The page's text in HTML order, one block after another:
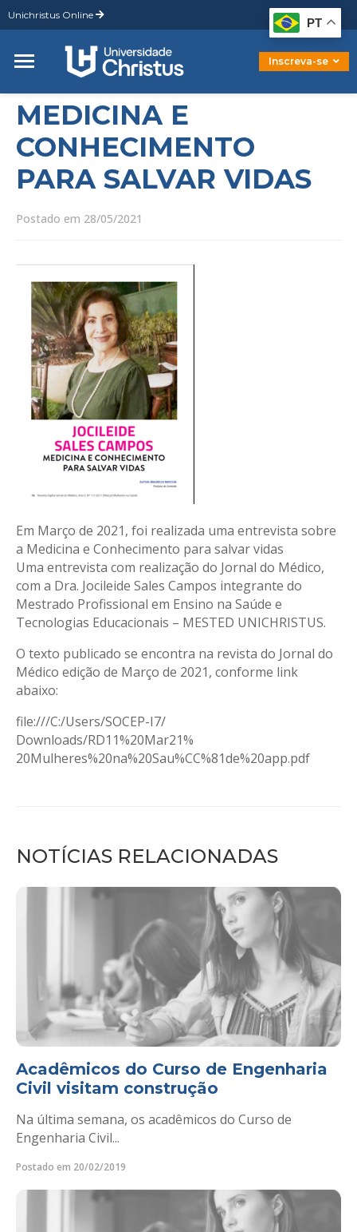
Unichristus Online
Inscreva-se
Graduação
Pós-Graduação
Mestrado
Doutorado
MEDICINA E
CONHECIMENTO
PARA SALVAR VIDAS
Postado em 28/05/2021
Em Março de 2021, foi realizada uma entrevista sobre
a Medicina e Conhecimento para salvar vidas
Uma entrevista com realização do Jornal do Médico,
com a Dra. Jocileide Sales Campos integrante do
Mestrado Profissional em Ensino na Saúde e
Tecnologias Educacionais – MESTED UNICHRISTUS.
O texto publicado se encontra na revista do Jornal do
Médico edição de Março de 2021, conforme link
abaixo:
file:///C:/Users/SOCEP-I7/
Downloads/RD11%20Mar21%
20Mulheres%20na%20Sau%CC%81de%20app.pdf
NOTÍCIAS RELACIONADAS
Acadêmicos do Curso de Engenharia
Civil visitam construção
Na última semana, os acadêmicos do Curso de
Engenharia Civil...
Postado em 20/02/2019
PT